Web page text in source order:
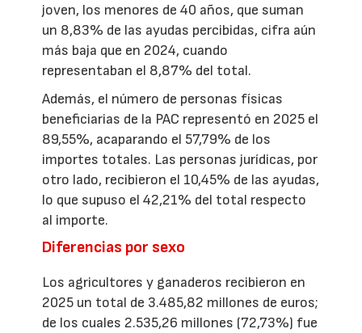
joven, los menores de 40 años, que suman
un 8,83% de las ayudas percibidas, cifra aún
más baja que en 2024, cuando
representaban el 8,87% del total.
Además, el número de personas físicas
beneficiarias de la PAC representó en 2025 el
89,55%, acaparando el 57,79% de los
importes totales. Las personas jurídicas, por
otro lado, recibieron el 10,45% de las ayudas,
lo que supuso el 42,21% del total respecto
al importe.
Diferencias por sexo
Los agricultores y ganaderos recibieron en
2025 un total de 3.485,82 millones de euros;
de los cuales 2.535,26 millones (72,73%) fue